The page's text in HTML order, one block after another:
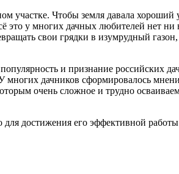
участке. Чтобы земля давала
у многих дачных любителей нет
свои грядки в изумрудный газон,
и признание российских
дачников сформировалось
очень сложное и трудно
достижения его эффективной